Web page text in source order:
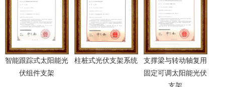
智能跟踪式太阳能光
伏组件支架
柱桩式光伏支架系统
支撑梁与转动轴复用
固定可调太阳能光伏